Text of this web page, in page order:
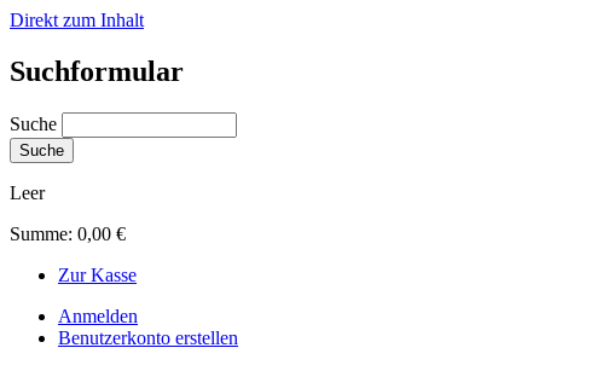
Direkt zum Inhalt
Suchformular
Suche
Leer
Summe: 0,00 €
Zur Kasse
Anmelden
Benutzerkonto erstellen